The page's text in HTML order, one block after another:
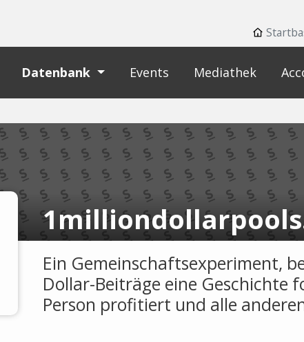
Datenbank Events Mediathek
Ein Gemeinschaftsexperiment,
Dollar-Beiträge eine Geschichte
Person profitiert und alle